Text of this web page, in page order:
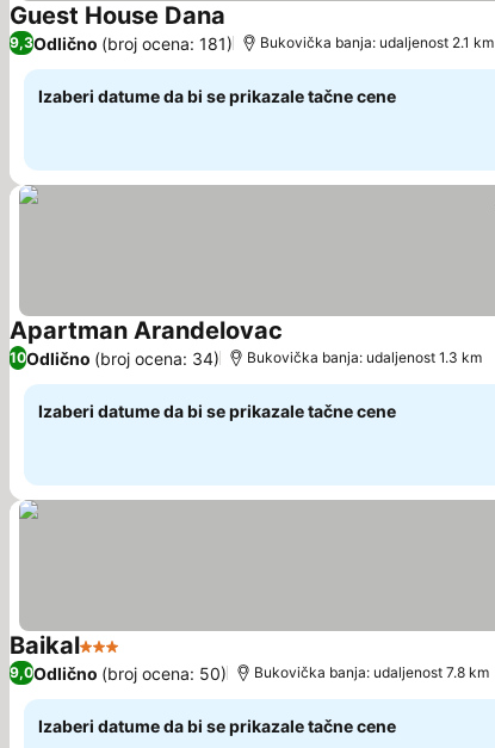
Guest House Dana Pogledaj cene
9,3Odlično (broj ocena: 181) Bukovička banja: udaljenost 2.1 km
Izaberi datume da bi se prikazale tačne cene
Apartman Arandelovac
10Odlično (broj ocena: 34) Bukovička banja: udaljenost 1.3 km
Izaberi datume da bi se prikazale tačne cene
Baikal3 ZvezdicePogledaj cene
9,0Odlično (broj ocena: 50) Bukovička banja: udaljenost 7.8 km
Izaberi datume da bi se prikazale tačne cene